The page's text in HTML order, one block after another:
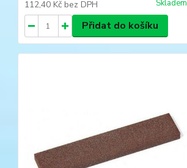
112,40 Kč bez DPH Skladem
Přidat do košíku